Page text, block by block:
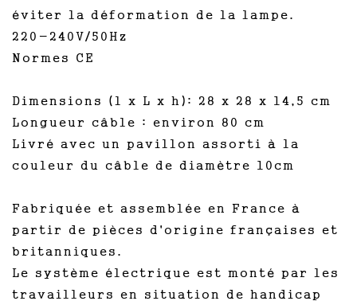
éviter la déformation de la lampe.
220-240V/50Hz
Normes CE
Dimensions (l x L x h): 28 x 28 x 14,5 cm
Longueur câble : environ 80 cm
Livré avec un pavillon assorti à la
couleur du câble de diamètre 10cm
Fabriquée et assemblée en France à
partir de pièces d'origine françaises et
britanniques.
Le système électrique est monté par les
travailleurs en situation de handicap